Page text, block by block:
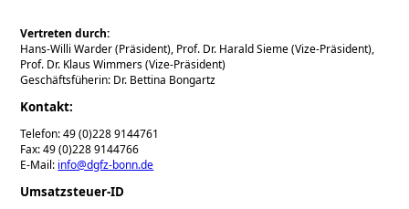
Vertreten durch:
Hans-Willi Warder (Präsident), Prof. Dr. Harald Sieme (Vize-Präsident),
Prof. Dr. Klaus Wimmers (Vize-Präsident)
Geschäftsfüherin: Dr. Bettina Bongartz
Kontakt:
Telefon: 49 (0)228 9144761
Fax: 49 (0)228 9144766
E-Mail: info@dgfz-bonn.de
Umsatzsteuer-ID